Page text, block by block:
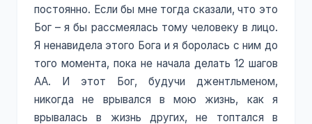
постоянно. Если бы мне тогда сказали, что это
Бог – я бы рассмеялась тому человеку в лицо.
Я ненавидела этого Бога и я боролась с ним до
того момента, пока не начала делать 12 шагов
АА. И этот Бог, будучи джентльменом,
никогда не врывался в мою жизнь, как я
врывалась в жизнь других, не топтался в